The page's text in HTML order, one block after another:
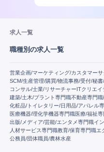
求人一覧
職種別の求人一覧
営業企画/マーケティング/カスタマー
SCM/生産管理/購買/物流事務/受付/秘書
コンサル/士業/リサーチャー ITクリエ
建築/土木/プラント専門職不動産専門職
化粧品/トイレタリー/日用品/アパレル
医療機器/理化学機器専門職医療/福祉
出版/メディア/芸能/エンタメ専門職イ
人材サービス専門職教育/保育専門職エ
公務員/団体職員/農林水産